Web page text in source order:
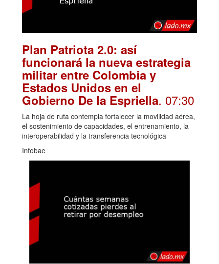
Plan Patriota 2.0: así
funcionará la nueva estrategia
militar entre Colombia y
Estados Unidos en el
Gobierno De la Espriella. 07:30
La hoja de ruta contempla fortalecer la movilidad aérea,
el sostenimiento de capacidades, el entrenamiento, la
interoperabilidad y la transferencia tecnológica
Infobae